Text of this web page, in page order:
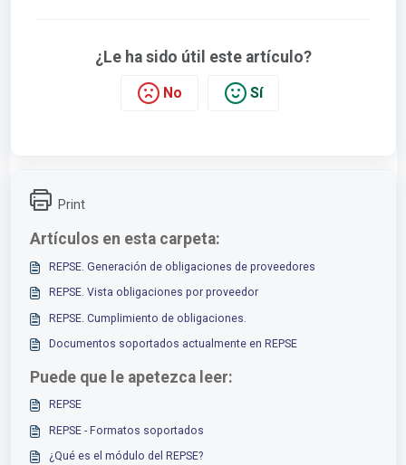
¿Le ha sido útil este artículo?
No Sí
Print
Artículos en esta carpeta:
REPSE. Generación de obligaciones de proveedores
REPSE. Vista obligaciones por proveedor
REPSE. Cumplimiento de obligaciones.
Documentos soportados actualmente en REPSE
Puede que le apetezca leer:
REPSE
REPSE - Formatos soportados
¿Qué es el módulo del REPSE?